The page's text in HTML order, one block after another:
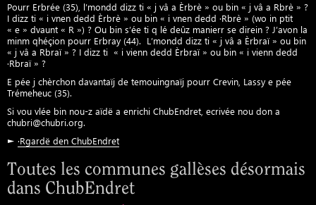
Pourr Erbrée (35), l’mondd dizz ti « j vâ a Èrbrè » ou bin « j vâ a Rbrè » ?
I dizz ti « i vnen dedd Èrbrè » ou bin « i vnen dedd ·Rbrè » (wo in ptit
« e » dvaunt « R ») ? Ou bin s’ée ti q lé deûz manierr se direin ? J’avon la
minm qhéçion pourr Erbray (44). L’mondd dizz ti « j vâ a Èrbraï » ou bin
« j vâ a Rbraï » ? I dizz ti « i vienn dedd Èrbraï » ou bin « i vienn dedd
·Rbraï » ?
E pée j chèrchon davantaïj de temouingnaïj pourr Crevin, Lassy e pée
Trémeheuc (35).
Si vou vlée bin nou-z aïdë a enrichi ChubEndret, ecrivée nou don a
chubri@chubri.org.
► ·Rgardë den ChubEndret
Toutes les communes gallèses désormais
dans ChubEndret